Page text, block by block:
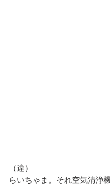
（違）
らいちゃま。それ空気清浄